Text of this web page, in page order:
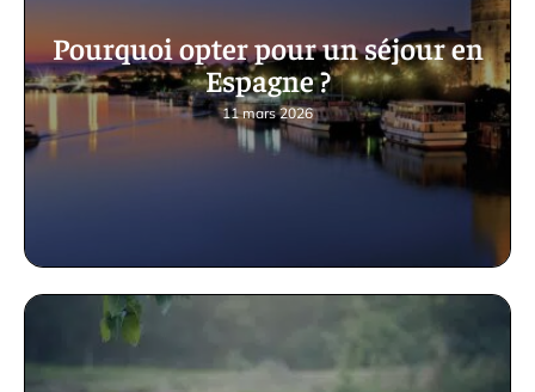
Pourquoi opter pour un séjour en
Espagne ?
11 mars 2026